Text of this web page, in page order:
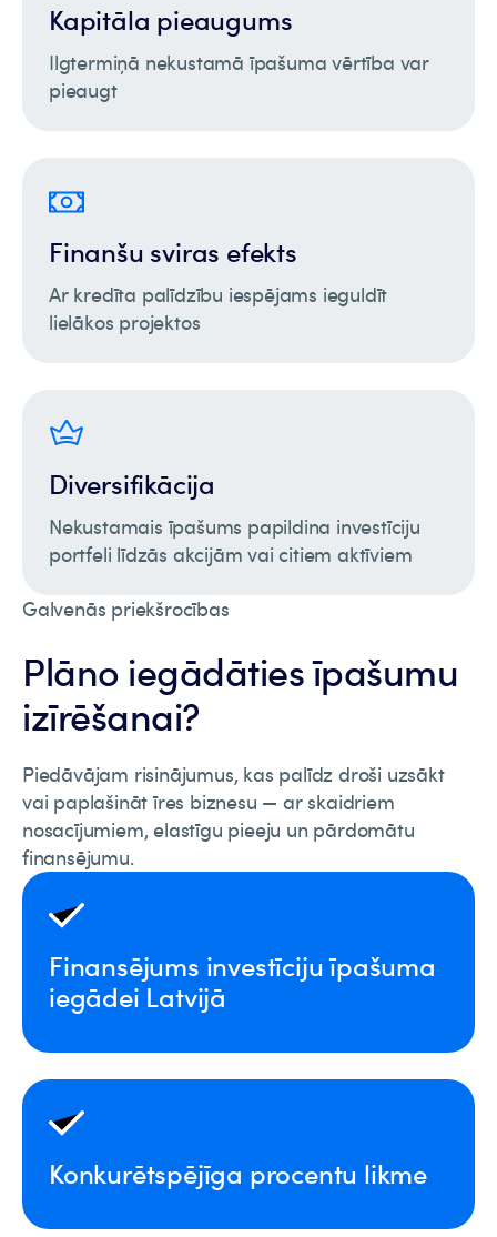
Kapitāla pieaugums
Ilgtermiņā nekustamā īpašuma vērtība var
pieaugt
Finanšu sviras efekts
Ar kredīta palīdzību iespējams ieguldīt
lielākos projektos
Diversifikācija
Nekustamais īpašums papildina investīciju
portfeli līdzās akcijām vai citiem aktīviem
Galvenās priekšrocības
Plāno iegādāties īpašumu
izīrēšanai?
Piedāvājam risinājumus, kas palīdz droši uzsākt
vai paplašināt īres biznesu — ar skaidriem
nosacījumiem, elastīgu pieeju un pārdomātu
finansējumu.
Finansējums investīciju īpašuma
iegādei Latvijā
Konkurētspējīga procentu likme